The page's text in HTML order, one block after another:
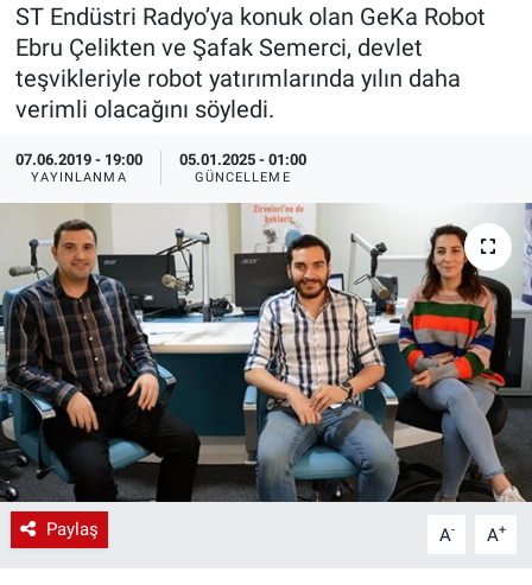
ST Endüstri Radyo’ya konuk olan GeKa Robot
Ebru Çelikten ve Şafak Semerci, devlet
teşvikleriyle robot yatırımlarında yılın daha
verimli olacağını söyledi.
07.06.2019 - 19:00
YAYINLANMA
05.01.2025 - 01:00
GÜNCELLEME
Paylaş A- A+
HaberOrtak
EndüstriST
Endüstri 4.0 Uygulamaları
Ağır Sanayi Çözümleri